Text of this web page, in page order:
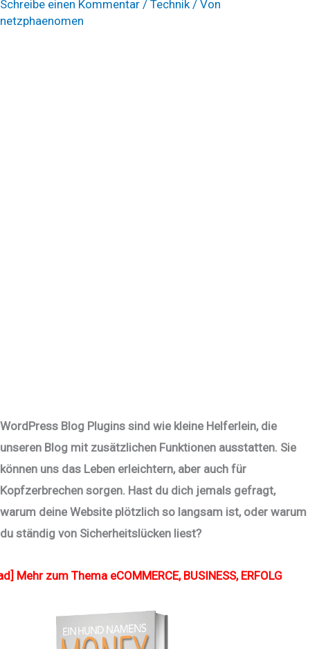
Schreibe einen Kommentar / Technik / Von
netzphaenomen
WordPress Blog Plugins sind wie kleine Helferlein, die
unseren Blog mit zusätzlichen Funktionen ausstatten. Sie
können uns das Leben erleichtern, aber auch für
Kopfzerbrechen sorgen. Hast du dich jemals gefragt,
warum deine Website plötzlich so langsam ist, oder warum
du ständig von Sicherheitslücken liest?
Mehr zum Thema eCOMMERCE, BUSINESS, ERFOLG